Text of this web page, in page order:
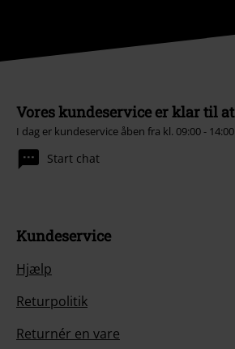
Vores kundeservice er klar til
I dag er kundeservice åben fra kl. 09:00 - 14:00.
Start chat
Kundeservice
Hjælp
Returpolitik
Returnér en vare